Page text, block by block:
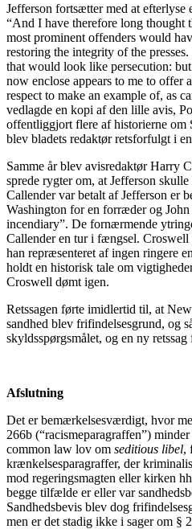
Jefferson fortsætter med at efterlyse
“And I have therefore long thought
most prominent offenders would
restoring the integrity of the
that would look like persecution:
now enclose appears to me to offer
respect to make an example of, as
vedlagde en kopi af den lille avis,
offentliggjort flere af historierne
blev bladets redaktør retsforfulgt i
Samme år blev avisredaktør Harry
sprede rygter om, at Jefferson
Callender var betalt af Jefferson er
Washington for en forræder og
incendiary”. De fornærmende
Callender en tur i fængsel. Croswell
han repræsenteret af ingen ringere
holdt en historisk tale om
Croswell dømt igen.
Retssagen førte imidlertid til, at
sandhed blev frifindelsesgrund, og
skyldsspørgsmålet, og en ny retssag
Afslutning
Det er bemærkelsesværdigt, hvor
266b (“racismeparagraffen”)
common law lov om seditious libel,
krænkelsesparagraffer, der
mod regeringsmagten eller kirken
begge tilfælde er eller var
Sandhedsbevis blev dog
men er det stadig ikke i sager om §